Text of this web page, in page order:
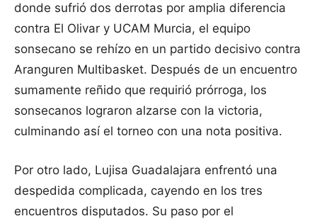
donde sufrió dos derrotas por amplia diferencia
contra El Olivar y UCAM Murcia, el equipo
sonsecano se rehízo en un partido decisivo contra
Aranguren Multibasket. Después de un encuentro
sumamente reñido que requirió prórroga, los
sonsecanos lograron alzarse con la victoria,
culminando así el torneo con una nota positiva.
Por otro lado, Lujisa Guadalajara enfrentó una
despedida complicada, cayendo en los tres
encuentros disputados. Su paso por el